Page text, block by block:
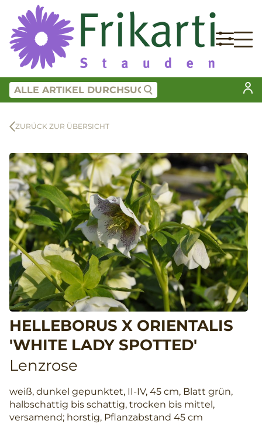
ZURÜCK ZUR ÜBERSICHT
HELLEBORUS X ORIENTALIS
'WHITE LADY SPOTTED'
Lenzrose
weiß, dunkel gepunktet, II-IV, 45 cm, Blatt grün,
halbschattig bis schattig, trocken bis mittel,
versamend; horstig, Pflanzabstand 45 cm